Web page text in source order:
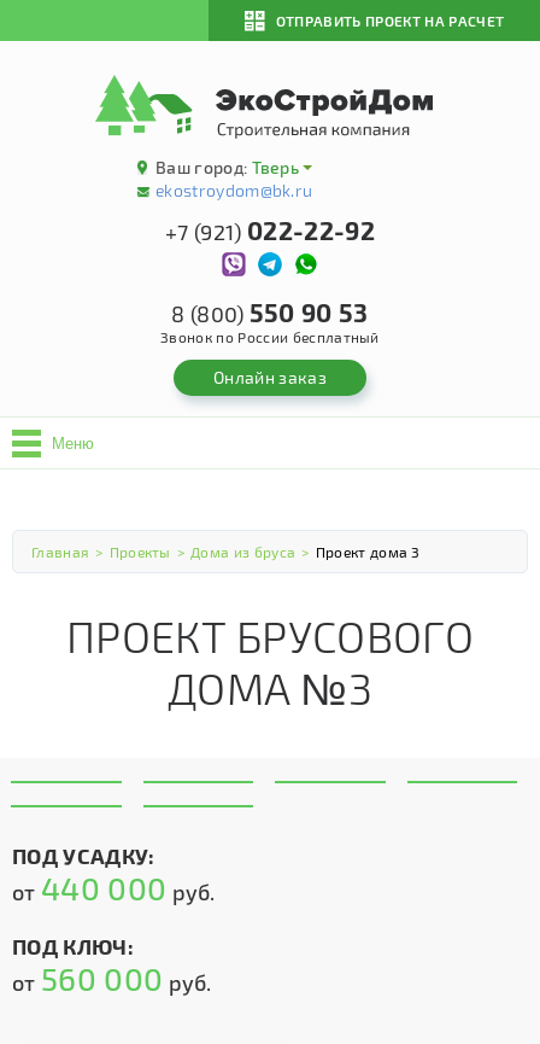
ОТПРАВИТЬ ПРОЕКТ НА РАСЧЕТ
Ваш город: Тверь
ekostroydom@bk.ru
+7 (921) 022-22-92
8 (800) 550 90 53
Звонок по России бесплатный
Онлайн заказ
Меню
Главная > Проекты > Дома из бруса > Проект дома 3
ПРОЕКТ БРУСОВОГО
ДОМА №3
ПОД УСАДКУ:
от 440 000 руб.
ПОД КЛЮЧ:
от 560 000 руб.